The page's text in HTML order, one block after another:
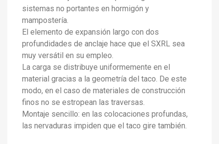
Ajouter à ma liste d'envies ×
Créer une liste d'envies ×
Nom de la liste d'envies
Connexion
sistemas no portantes en hormigón y
mampostería.
El elemento de expansión largo con dos
profundidades de anclaje hace que el SXRL sea
muy versátil en su empleo.
La carga se distribuye uniformemente en el
material gracias a la geometría del taco. De este
modo, en el caso de materiales de construcción
finos no se estropean las traversas.
Montaje sencillo: en las colocaciones profundas,
las nervaduras impiden que el taco gire también.